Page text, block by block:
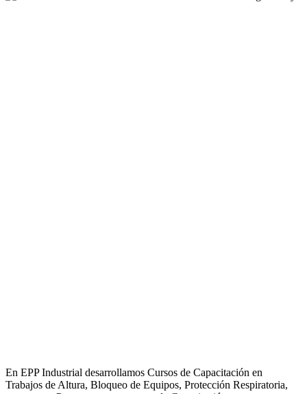
En EPP Industrial desarrollamos Cursos de Capacitación en
Trabajos de Altura, Bloqueo de Equipos, Protección Respiratoria,